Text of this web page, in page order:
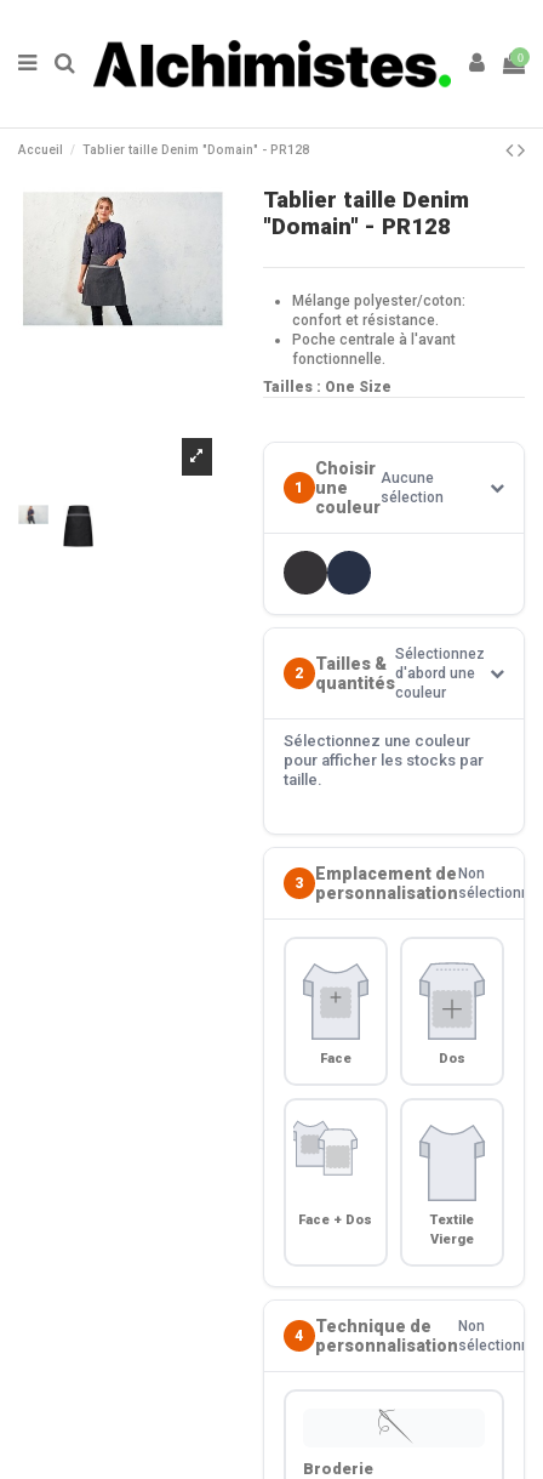
0
Accueil Tablier taille Denim "Domain" - PR128
Tablier taille Denim
"Domain" - PR128
Mélange polyester/coton:
confort et résistance.
Poche centrale à l'avant
fonctionnelle.
Tailles : One Size
1
Choisir
une
couleur
Aucune
sélection
2
Tailles &
quantités
Sélectionnez
d'abord une
couleur
Sélectionnez une couleur
pour afficher les stocks par
taille.
3
Emplacement de
personnalisation
Non
sélectionné
Face Dos
Face + Dos
Textile
Vierge
4
Technique de
personnalisation
Non
sélectionné
🪡
Broderie